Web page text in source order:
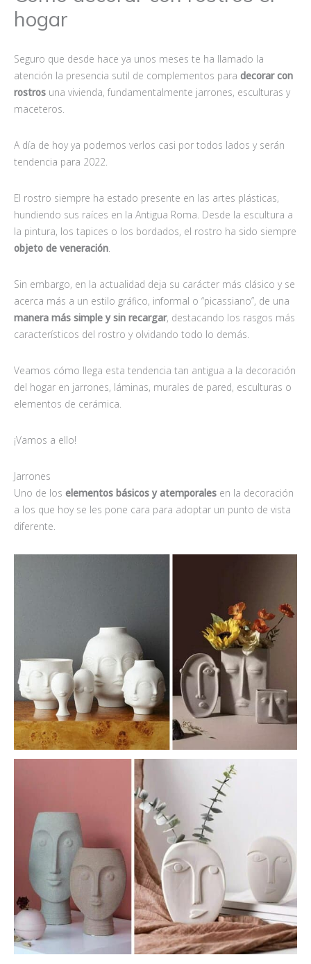
hogar
Seguro que desde hace ya unos meses te ha llamado la
atención la presencia sutil de complementos para decorar con
rostros una vivienda, fundamentalmente jarrones, esculturas y
maceteros.
A día de hoy ya podemos verlos casi por todos lados y serán
tendencia para 2022.
El rostro siempre ha estado presente en las artes plásticas,
hundiendo sus raíces en la Antigua Roma. Desde la escultura a
la pintura, los tapices o los bordados, el rostro ha sido siempre
objeto de veneración
Sin embargo, en la actualidad deja su carácter más clásico y se
acerca más a un estilo gráfico, informal o “picassiano”, de una
manera más simple y sin recargar, destacando los rasgos más
característicos del rostro y olvidando todo lo demás.
Veamos cómo llega esta tendencia tan antigua a la decoración
del hogar en jarrones, láminas, murales de pared, esculturas o
elementos de cerámica.
¡Vamos a ello!
Jarrones
Uno de los elementos básicos y atemporales en la decoración
a los que hoy se les pone cara para adoptar un punto de vista
diferente.